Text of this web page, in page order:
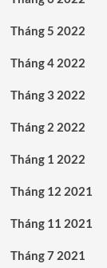
Tháng 5 2022
Tháng 4 2022
Tháng 3 2022
Tháng 2 2022
Tháng 1 2022
Tháng 12 2021
Tháng 11 2021
Tháng 7 2021